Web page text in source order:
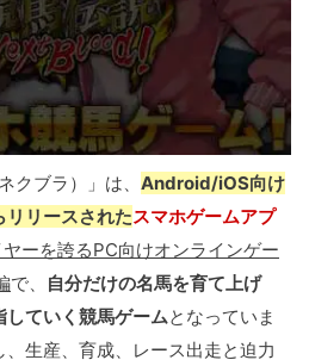
クブラ）」は、 Android/iOS向け
リースされたスマホゲームアプ
ーを誇るPC向けオンラインゲー
で、
自分だけの名馬を育て上げ
していく競馬ゲームとなっていま
生産、育成、レース出走と迫力